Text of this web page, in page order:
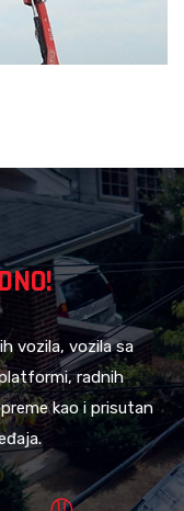
vozila, vozila sa
radnih
kao i prisutan